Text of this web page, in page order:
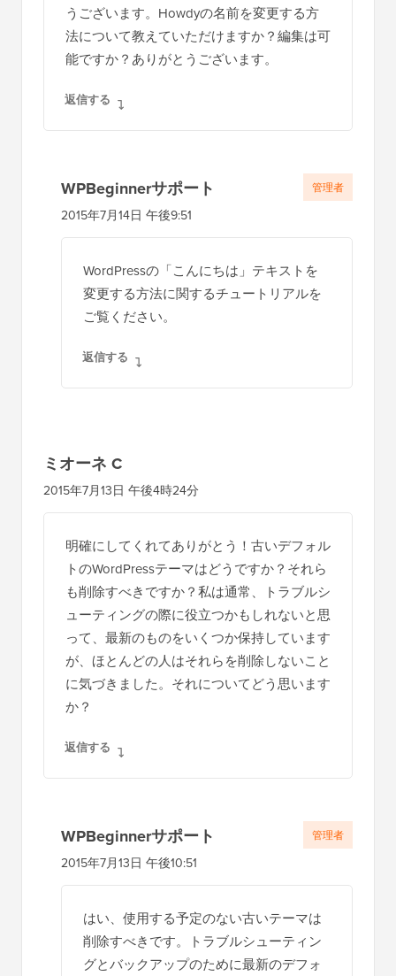
うございます。Howdyの名前を変更する方
法について教えていただけますか？編集は可
能ですか？ありがとうございます。
返信する
WPBeginnerサポート
2015年7月14日 午後9:51
WordPressの「こんにちは」テキストを
変更する方法に関するチュートリアルを
ご覧ください。
返信する
管理者
ミオーネ C
2015年7月13日 午後4時24分
明確にしてくれてありがとう！古いデフォル
トのWordPressテーマはどうですか？それら
も削除すべきですか？私は通常、トラブルシ
ューティングの際に役立つかもしれないと思
って、最新のものをいくつか保持しています
が、ほとんどの人はそれらを削除しないこと
に気づきました。それについてどう思います
か？
返信する
WPBeginnerサポート
2015年7月13日 午後10:51
はい、使用する予定のない古いテーマは
削除すべきです。トラブルシューティン
グとバックアップのために最新のデフォ
管理者